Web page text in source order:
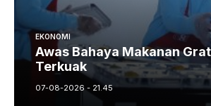
EKONOMI
Awas Bahaya Makanan
Terkuak
07-08-2026 - 21.45